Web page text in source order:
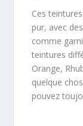
Ces
pur, avec
comme
teintures
Orange,
quelque
pouvez